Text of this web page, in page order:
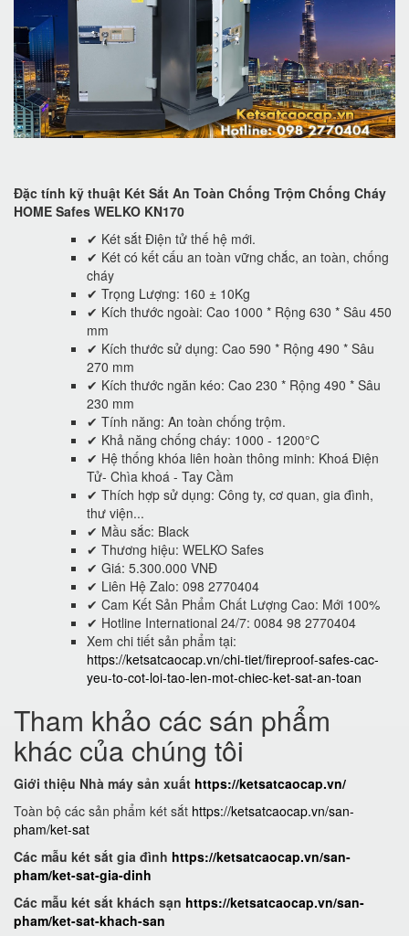
Đặc tính kỹ thuật Két Sắt An Toàn Chống Trộm Chống Cháy
HOME Safes WELKO KN170
✔ Két sắt Điện tử thế hệ mới.
✔ Két có kết cấu an toàn vững chắc, an toàn, chống
cháy
✔ Trọng Lượng: 160 ± 10Kg
✔ Kích thước ngoài: Cao 1000 * Rộng 630 * Sâu 450
mm
✔ Kích thước sử dụng: Cao 590 * Rộng 490 * Sâu
270 mm
✔ Kích thước ngăn kéo: Cao 230 * Rộng 490 * Sâu
230 mm
✔ Tính năng: An toàn chống trộm.
✔ Khả năng chống cháy: 1000 - 1200°C
✔ Hệ thống khóa liên hoàn thông minh: Khoá Điện
Tử- Chìa khoá - Tay Cầm
✔ Thích hợp sử dụng: Công ty, cơ quan, gia đình,
thư viện...
✔ Mầu sắc: Black
✔ Thương hiệu: WELKO Safes
✔ Giá: 5.300.000 VNĐ
✔ Liên Hệ Zalo: 098 2770404
✔ Cam Kết Sản Phẩm Chất Lượng Cao: Mới 100%
✔ Hotline International 24/7: 0084 98 2770404
Xem chi tiết sản phẩm tại:
https://ketsatcaocap.vn/chi-tiet/fireproof-safes-cac-
yeu-to-cot-loi-tao-len-mot-chiec-ket-sat-an-toan
Tham khảo các sán phẩm
khác của chúng tôi
Giới thiệu Nhà máy sản xuất https://ketsatcaocap.vn/
Toàn bộ các sản phẩm két sắt https://ketsatcaocap.vn/san-
pham/ket-sat
Các mẫu két sắt gia đình https://ketsatcaocap.vn/san-
pham/ket-sat-gia-dinh
Các mẫu két sắt khách sạn https://ketsatcaocap.vn/san-
pham/ket-sat-khach-san